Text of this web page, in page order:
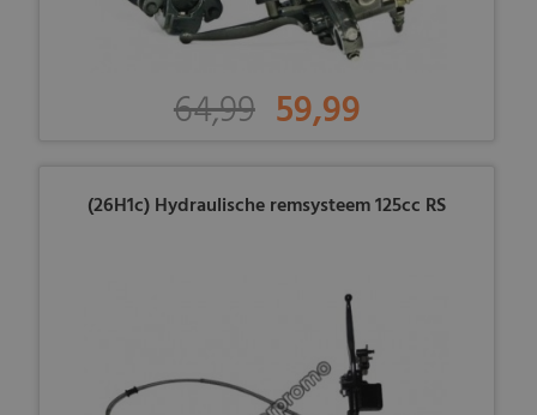
64,99 59,99
(26H1c) Hydraulische remsysteem 125cc RS